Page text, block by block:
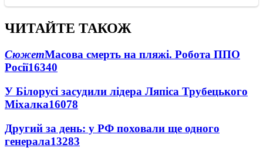
ЧИТАЙТЕ ТАКОЖ
СюжетМасова смерть на пляжі. Робота ППО
Росії16340
У Білорусі засудили лідера Ляпіса Трубецького
Міхалка16078
Другий за день: у РФ поховали ще одного
генерала13283